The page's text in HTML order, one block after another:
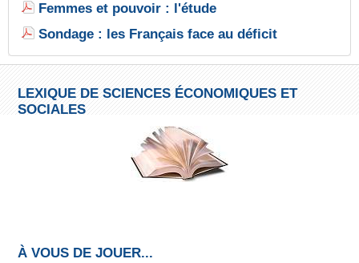
Femmes et pouvoir : l'étude
Sondage : les Français face au déficit
LEXIQUE DE SCIENCES ÉCONOMIQUES ET
SOCIALES
À VOUS DE JOUER...